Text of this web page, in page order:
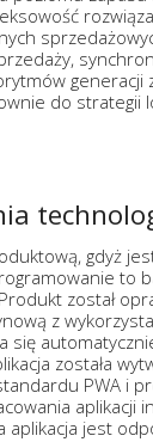
do strategii
gdyż
to
został
z
została
PWA i
aplikacji
aplikacja jest